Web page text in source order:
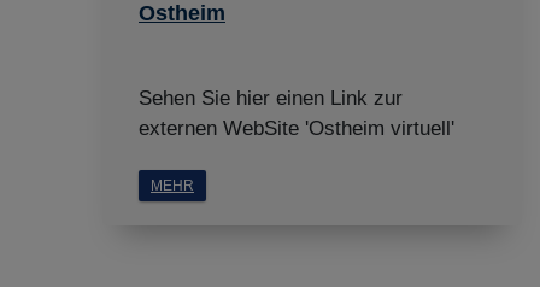
Ostheim
Sehen Sie hier einen Link zur
externen WebSite 'Ostheim virtuell'
MEHR